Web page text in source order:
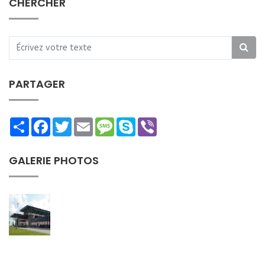
PARTAGER
ShareFacebookTwitterEmailMessage
Skype
GALERIE PHOTOS